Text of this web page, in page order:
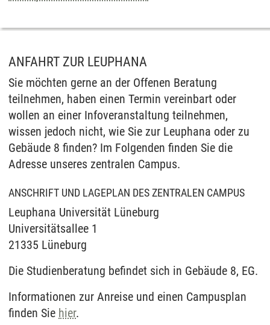
ANFAHRT ZUR LEUPHANA
Sie möchten gerne an der Offenen Beratung
teilnehmen, haben einen Termin vereinbart oder
wollen an einer Infoveranstaltung teilnehmen,
wissen jedoch nicht, wie Sie zur Leuphana oder zu
Gebäude 8 finden? Im Folgenden finden Sie die
Adresse unseres zentralen Campus.
ANSCHRIFT UND LAGEPLAN DES ZENTRALEN CAMPUS
Leuphana Universität Lüneburg
Universitätsallee 1
21335 Lüneburg
Die Studienberatung befindet sich in Gebäude 8, EG.
Informationen zur Anreise und einen Campusplan
finden Sie hier.